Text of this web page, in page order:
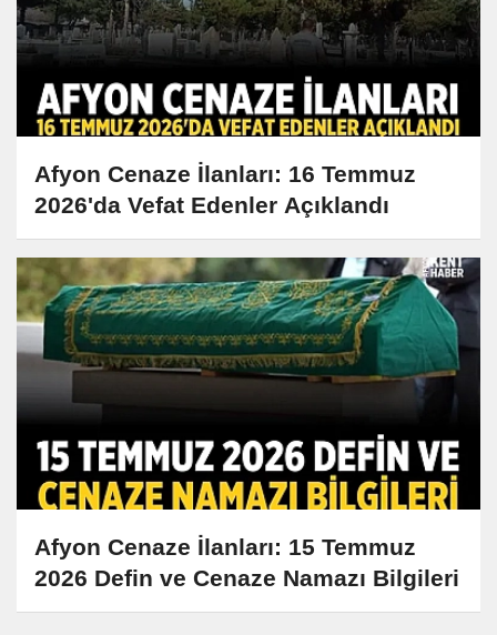
Afyon Cenaze İlanları: 16 Temmuz
2026'da Vefat Edenler Açıklandı
Afyon Cenaze İlanları: 15 Temmuz
2026 Defin ve Cenaze Namazı Bilgileri